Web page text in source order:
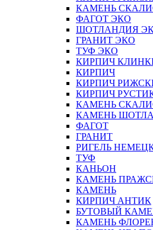
КАМЕНЬ
ФАГОТ ЭКО
ШОТЛАНДИЯ
ГРАНИТ ЭКО
ТУФ ЭКО
КИРПИЧ
КИРПИЧ
КИРПИЧ
КИРПИЧ
КАМЕНЬ
КАМЕНЬ
ФАГОТ
ГРАНИТ
РИГЕЛЬ
ТУФ
КАНЬОН
КАМЕНЬ
КАМЕНЬ
КИРПИЧ АНТИК
БУТОВЫЙ
КАМЕНЬ